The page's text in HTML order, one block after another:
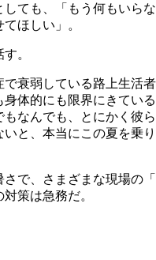
しても、「もう何もいら
ほしい」。
。
で衰弱している路上生活
身体的にも限界にきてい
もなんでも、とにかく彼
いと、本当にこの夏を乗
さで、さまざまな現場の
策は急務だ。